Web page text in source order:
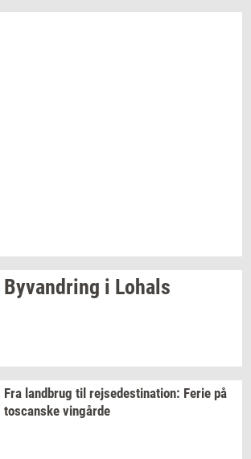
Byvan­dring i Lo­hals
Fra land­brug til rej­se­desti­na­tion: Ferie på
toscan­ske vin­går­de